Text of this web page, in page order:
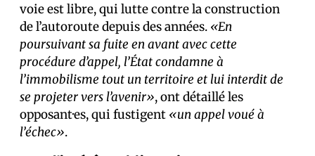
voie est libre, qui lutte contre la construction
de l’autoroute depuis des années. «En
poursuivant sa fuite en avant avec cette
procédure d’appel, l’État condamne à
l’immobilisme tout un territoire et lui interdit de
se projeter vers l’avenir», ont détaillé les
opposant·es, qui fustigent «un appel voué à
l’échec».